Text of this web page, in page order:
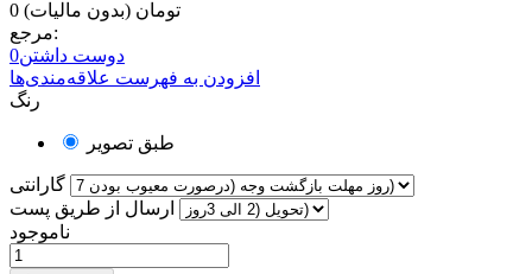
0 تومان (بدون مالیات)
مرجع:
دوست داشتن0
افزودن به فهرست علاقه‌مندی‌ها
رنگ
طبق تصویر
گارانتی
ارسال از طریق پست
ناموجود